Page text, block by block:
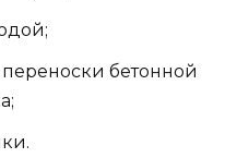
бетонной